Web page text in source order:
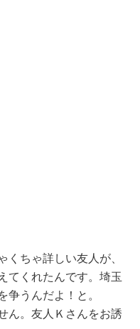
ちゃ詳しい友人が、
てくれたんです。埼玉
うんだよ！と。
ん。友人Ｋさんをお誘